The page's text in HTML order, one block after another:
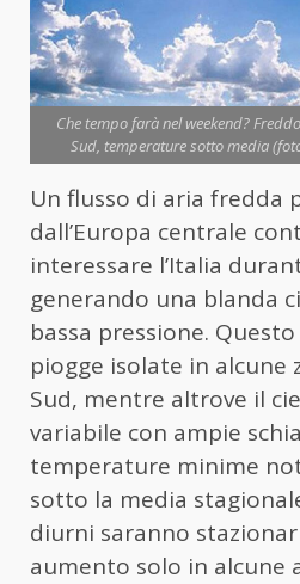
Che tempo farà nel weekend?
Sud, temperature sotto media
Un flusso di aria fredda
dall’Europa centrale
interessare l’Italia
generando una blanda
bassa pressione.
piogge isolate in alcune
Sud, mentre altrove il
variabile con ampie
temperature minime
sotto la media
diurni saranno
aumento solo in alcune